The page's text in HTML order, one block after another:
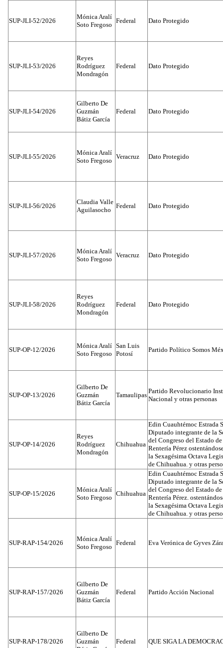
SUP-JLI-52/2026
Mónica Aralí
Soto Fregoso
Federal Dato Protegido
SUP-JLI-53/2026
Reyes
Rodríguez
Mondragón
Federal Dato Protegido
SUP-JLI-54/2026
Gilberto De
Guzmán
Bátiz García
Federal Dato Protegido
SUP-JLI-55/2026
Mónica Aralí
Soto Fregoso
Veracruz Dato Protegido
SUP-JLI-56/2026
Claudia Valle
Aguilasocho
Federal Dato Protegido
SUP-JLI-57/2026
Mónica Aralí
Soto Fregoso
Veracruz Dato Protegido
SUP-JLI-58/2026
Reyes
Rodríguez
Mondragón
Federal Dato Protegido
SUP-OP-12/2026
Mónica Aralí
Soto Fregoso
San Luis
Potosí
Partido Político Somos
SUP-OP-13/2026
Gilberto De
Guzmán
Bátiz García
Tamaulipas
Partido Revolucionario
Nacional y otras personas
SUP-OP-14/2026
Reyes
Rodríguez
Mondragón
Chihuahua
Edin Cuauhtémoc Estrada
Diputado integrante de la
del Congreso del Estado
Rentería Pérez
la Sexagésima Octava
de Chihuahua. y otras
SUP-OP-15/2026
Mónica Aralí
Soto Fregoso
Chihuahua
Edin Cuauhtémoc Estrada
Diputado integrante de la
del Congreso del Estado
Rentería Pérez.
la Sexagésima Octava
de Chihuahua. y otras
SUP-RAP-154/2026
Mónica Aralí
Soto Fregoso
Federal Eva Verónica de Gyves
SUP-RAP-157/2026
Gilberto De
Guzmán
Bátiz García
Federal Partido Acción Nacional
SUP-RAP-178/2026
Gilberto De
Guzmán
Federal QUE SIGA LA